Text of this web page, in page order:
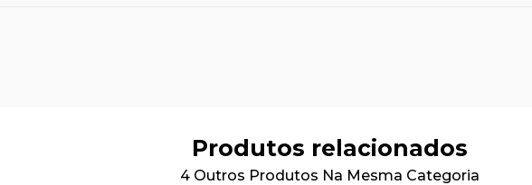
Produtos relacionados
4 Outros Produtos Na Mesma Categoria